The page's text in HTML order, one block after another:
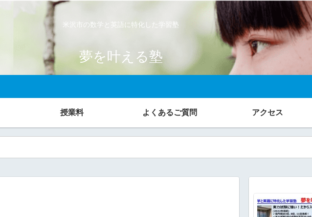
米沢市の数学と英語に特化した学習塾
夢を叶える塾
授業料 よくあるご質問 アクセス